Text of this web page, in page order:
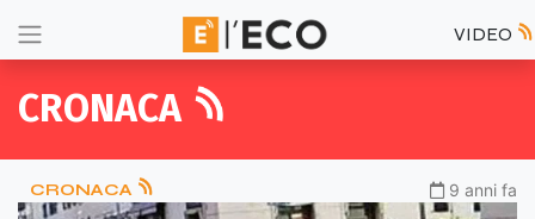
VIDEO
CRONACA
CRONACA 9 anni fa